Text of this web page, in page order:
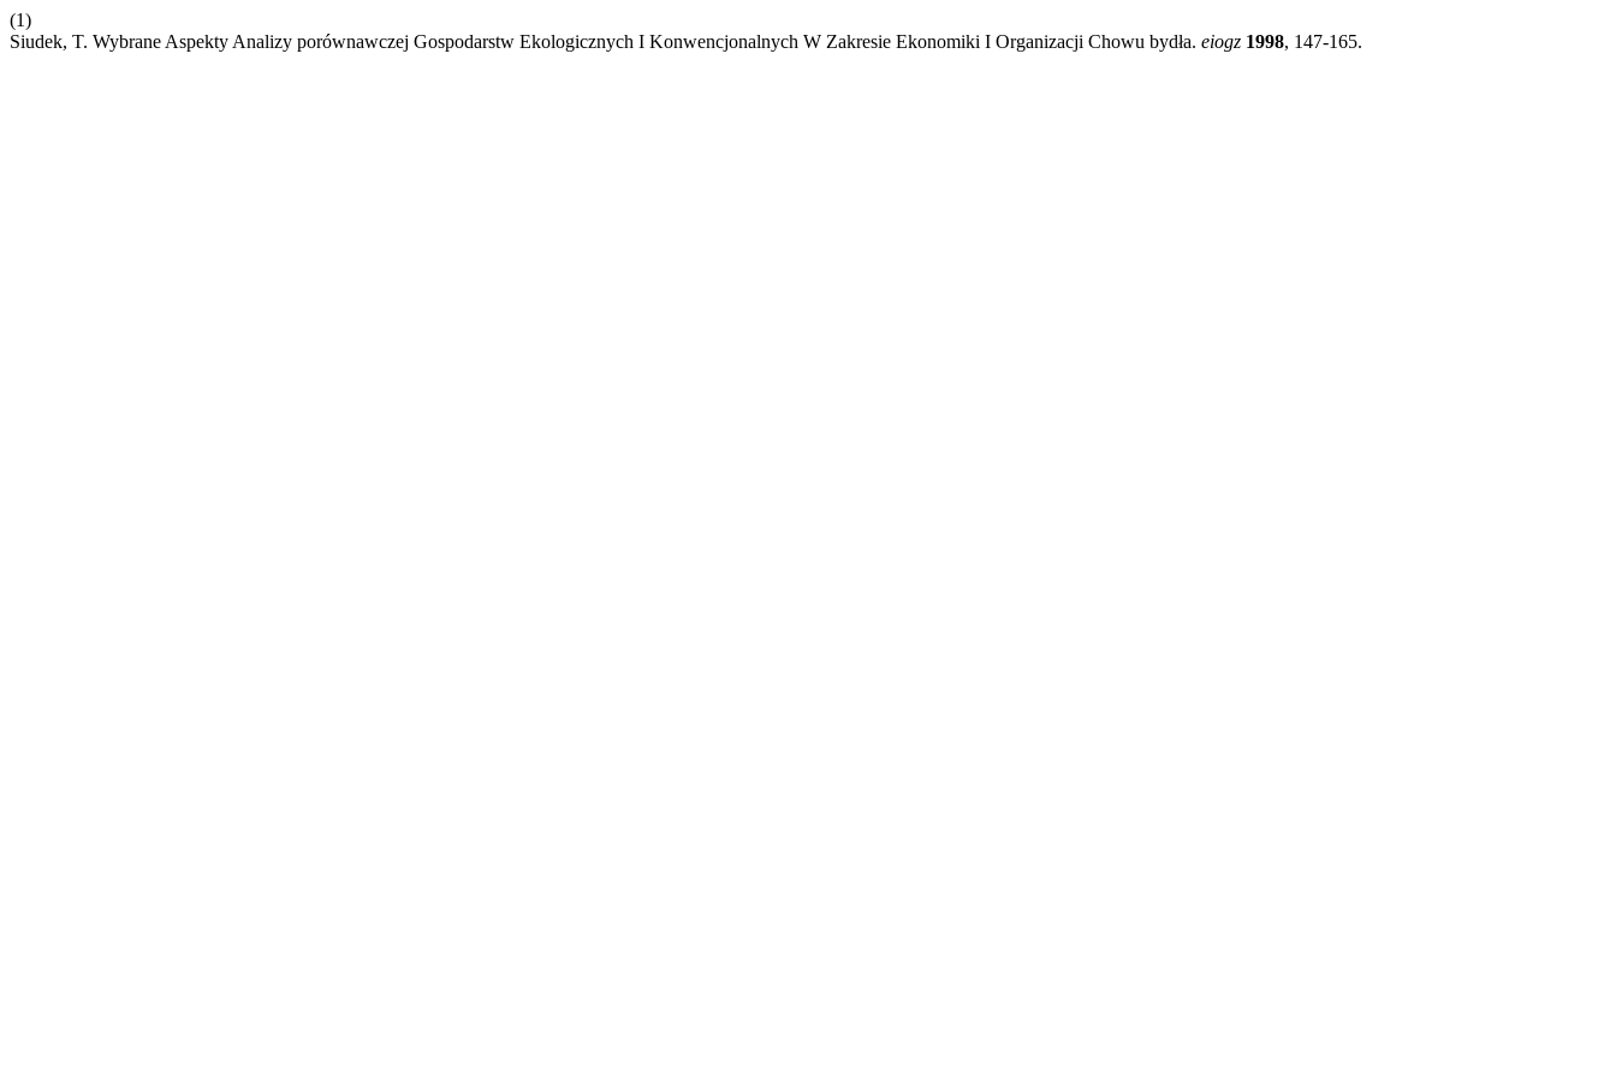
(1)
Siudek, T. Wybrane Aspekty Analizy porównawczej Gospodarstw Ekologicznych I Konwencjonalnych W Zakresie Ekonomiki I Organizacji Chowu bydła. eiogz 1998, 147-165.